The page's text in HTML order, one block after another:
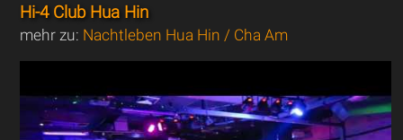
Hi-4 Club Hua Hin
mehr zu: Nachtleben Hua Hin / Cha Am